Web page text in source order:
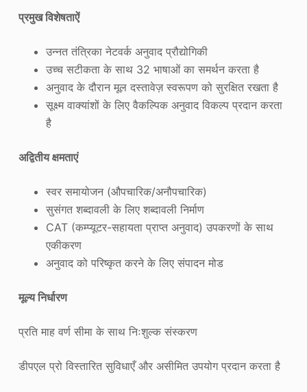
प्रमुख विशेषताऐं
उन्नत तंत्रिका नेटवर्क अनुवाद प्रौद्योगिकी
उच्च सटीकता के साथ 32 भाषाओं का समर्थन करता है
अनुवाद के दौरान मूल दस्तावेज़ स्वरूपण को सुरक्षित रखता है
सूक्ष्म वाक्यांशों के लिए वैकल्पिक अनुवाद विकल्प प्रदान करता
है
अद्वितीय क्षमताएं
स्वर समायोजन (औपचारिक/अनौपचारिक)
सुसंगत शब्दावली के लिए शब्दावली निर्माण
CAT (कम्प्यूटर-सहायता प्राप्त अनुवाद) उपकरणों के साथ
एकीकरण
अनुवाद को परिष्कृत करने के लिए संपादन मोड
मूल्य निर्धारण
प्रति माह वर्ण सीमा के साथ निःशुल्क संस्करण
डीपएल प्रो विस्तारित सुविधाएँ और असीमित उपयोग प्रदान करता है